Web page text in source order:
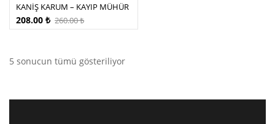
KANİŞ KARUM – KAYIP MÜHÜR
260.00₺
208.00 ₺
5 sonucun tümü gösteriliyor